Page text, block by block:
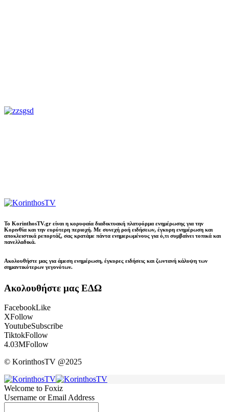
Το KorinthosTV.gr είναι η κορυφαία διαδικτυακή πλατφόρμα ενημέρωσης για την
Κορινθία και την ευρύτερη περιοχή. Με συνεχή ροή ειδήσεων, έγκυρη ενημέρωση και
αποκλειστικά ρεπορτάζ, σας κρατάμε πάντα ενημερωμένους για ό,τι συμβαίνει τοπικά και
πανελλαδικά.
Ακολουθήστε μας για άμεση ενημέρωση, έγκυρες ειδήσεις και ζωντανή κάλυψη των
σημαντικότερων γεγονότων.
Ακολουθήστε μας ΕΔΩ
FacebookLike
XFollow
YoutubeSubscribe
TiktokFollow
4.03MFollow
© KorinthosTV @2025
Welcome to Foxiz
Username or Email Address